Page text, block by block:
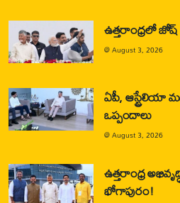
ఉత్తరాంధ్రలో జోష్
@August 3, 2026
ఏపీ, ఆస్ట్రేలియా
ఒప్పందాలు
@August 3, 2026
ఉత్తరాంధ్ర
భోగాపురం!